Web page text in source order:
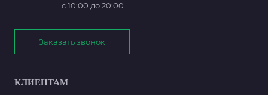
с 10:00 до 20:00
Заказать звонок
КЛИЕНТАМ